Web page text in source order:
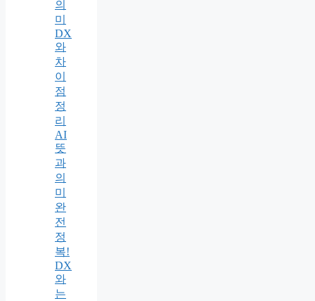
의
미
DX
와
차
이
점
정
리
AI
뜻
과
의
미
완
전
정
복!
DX
와
는